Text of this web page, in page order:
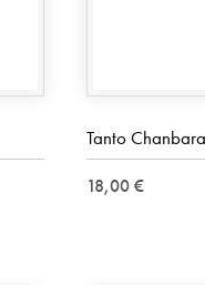
Tanto
18,00 €